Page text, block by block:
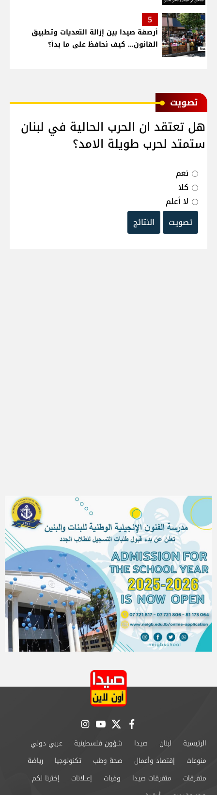
5
أرصفة صيدا بين إزالة التعديات وتطبيق
القانون... كيف نحافظ على ما بدأ؟
ﺗﺼﻮﻳﺖ
هل تعتقد ان الحرب الحالية في لبنان
ستمتد لحرب طويلة الامد؟
نعم
كلا
لا أعلم
تصويت
النتائج
facebook
twitter
youtube
instagram
الرئيسية لبنان صيدا شؤون فلسطينية
عربي دولي
منوعات
إقتصاد وأعمال صحة وطب تكنولوجيا
رياضة
متفرقات
متفرقات صيدا وفيات إعــلانات
إخترنا لكم